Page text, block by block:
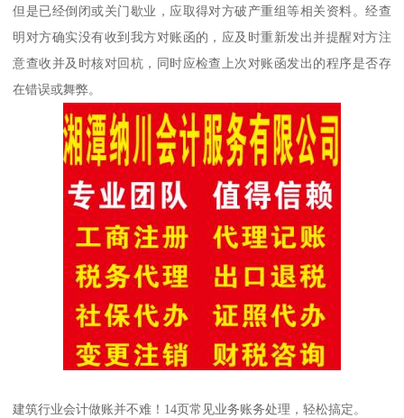
但是已经倒闭或关门歇业，应取得对方破产重组等相关资料。经查
明对方确实没有收到我方对账函的，应及时重新发出并提醒对方注
意查收并及时核对回杭，同时应检查上次对账函发出的程序是否存
在错误或舞弊。
建筑行业会计做账并不难！14页常见业务账务处理，轻松搞定。